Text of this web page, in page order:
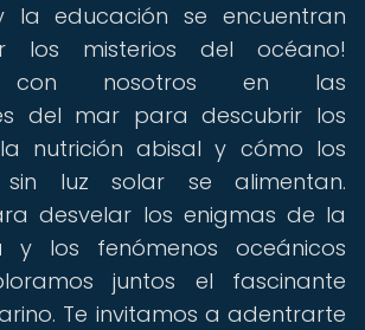
la educación se encuentran
los misterios del océano!
con nosotros en las
del mar para descubrir los
nutrición abisal y cómo los
sin luz solar se alimentan.
desvelar los enigmas de la
y los fenómenos oceánicos
juntos el fascinante
Te invitamos a adentrarte